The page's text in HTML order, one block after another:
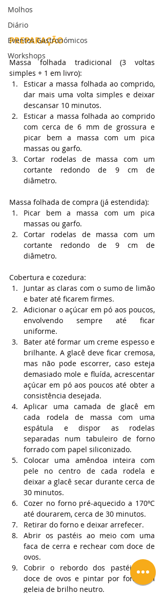
Molhos
Diário
Eventos Gastronómicos
Workshops
PREPARAÇÃO
Massa folhada tradicional (3 voltas
simples + 1 em livro):
Esticar a massa folhada ao comprido,
dar mais uma volta simples e deixar
descansar 10 minutos.
Esticar a massa folhada ao comprido
com cerca de 6 mm de grossura e
picar bem a massa com um pica
massas ou garfo.
Cortar rodelas de massa com um
cortante redondo de 9 cm de
diâmetro.
Massa folhada de compra (já estendida):
Picar bem a massa com um pica
massas ou garfo.
Cortar rodelas de massa com um
cortante redondo de 9 cm de
diâmetro.
Cobertura e cozedura:
Juntar as claras com o sumo de limão
e bater até ficarem firmes.
Adicionar o açúcar em pó aos poucos,
envolvendo sempre até ficar
uniforme.
Bater até formar um creme espesso e
brilhante. A glacê deve ficar cremosa,
mas não pode escorrer, caso esteja
demasiado mole e fluída, acrescentar
açúcar em pó aos poucos até obter a
consistência desejada.
Aplicar uma camada de glacê em
cada rodela de massa com uma
espátula e dispor as rodelas
separadas num tabuleiro de forno
forrado com papel siliconizado.
Colocar uma amêndoa inteira com
pele no centro de cada rodela e
deixar a glacê secar durante cerca de
30 minutos.
Cozer no forno pré-aquecido a 170ºC
até dourarem, cerca de 30 minutos.
Retirar do forno e deixar arrefecer.
Abrir os pastéis ao meio com uma
faca de cerra e rechear com doce de
ovos.
Cobrir o rebordo dos pastéis com
doce de ovos e pintar por fora com
geleia de brilho neutro.